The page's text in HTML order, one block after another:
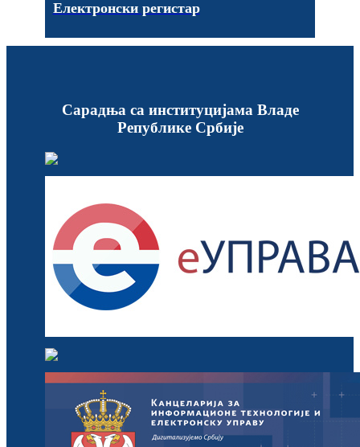
Електронски регистар
Сарадња са институцијама Владе
Републике Србије